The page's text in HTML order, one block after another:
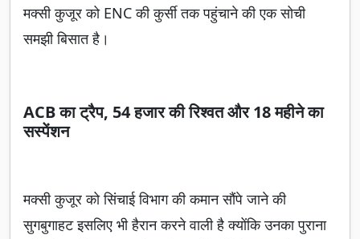
मक्सी कुजूर को ENC की कुर्सी तक पहुंचाने की एक सोची
समझी बिसात है।
ACB का ट्रैप, 54 हजार की रिश्वत और 18 महीने का
सस्पेंशन
मक्सी कुजूर को सिंचाई विभाग की कमान सौंपे जाने की
सुगबुगाहट इसलिए भी हैरान करने वाली है क्योंकि उनका पुराना